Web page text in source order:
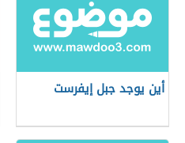
أين يوجد جبل إيفرست